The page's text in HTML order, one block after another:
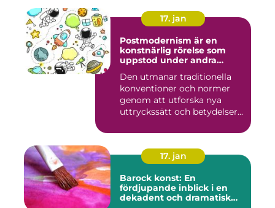
17. jan
Postmodernism är en
konstnärlig rörelse som
uppstod under andra
fortsätter att påverka
samtida konstvärlden
Den utmanar traditionella
konventioner och normer
genom att utforska nya
uttryckssätt och betydelser...
17. jan
Barock konst: En
fördjupande inblick i en
dekadent och dramatisk